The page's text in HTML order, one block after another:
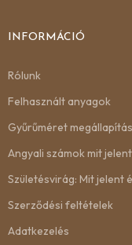
INFORMÁCIÓ
Rólunk
Felhasznált anyagok
Gyűrűméret
Angyali számok mit
Születésvirág: Mit jelent
Szerződési feltételek
Adatkezelés